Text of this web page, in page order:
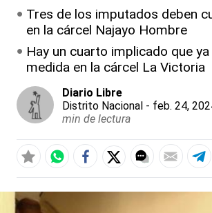
Tres de los imputados deben
en la cárcel Najayo Hombre
Hay un cuarto implicado que
medida en la cárcel La Victoria
Diario Libre
Distrito Nacional - feb. 24,
min de lectura